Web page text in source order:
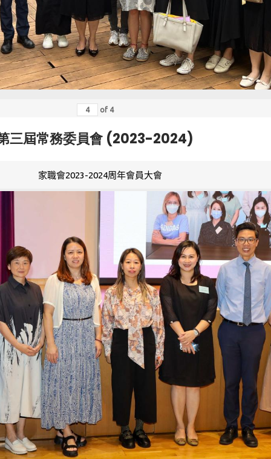
of 4
三屆常務委員會 (2023-2024)
家職會2023-2024周年會員大會